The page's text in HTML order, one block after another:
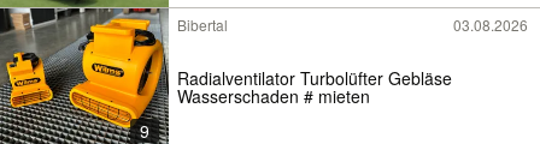
9
Bibertal 03.08.2026
Radialventilator Turbolüfter Gebläse
Wasserschaden # mieten